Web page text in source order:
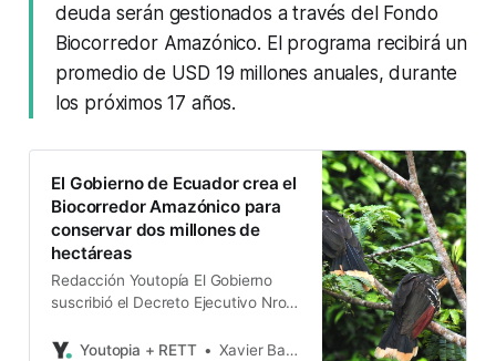
deuda serán gestionados a través del Fondo
Biocorredor Amazónico. El programa recibirá un
promedio de USD 19 millones anuales, durante
los próximos 17 años.
El Gobierno de Ecuador crea el
Biocorredor Amazónico para
conservar dos millones de
hectáreas
Redacción Youtopía El Gobierno
suscribió el Decreto Ejecutivo Nro.
el Biocorredor Amazónico. A través
Youtopia + RETT Xavier Basantes